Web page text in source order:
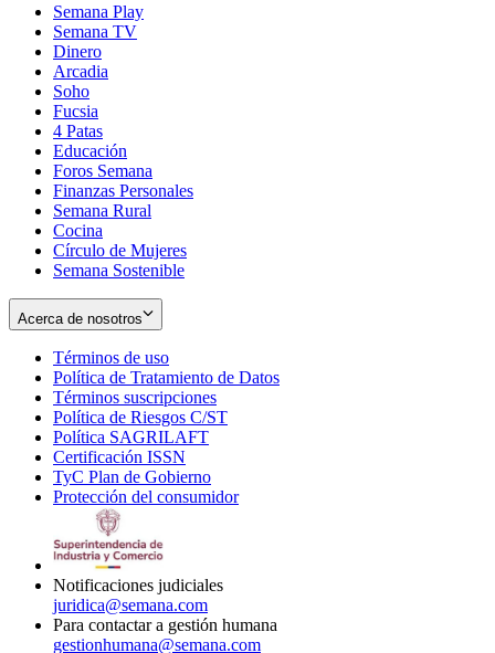
Semana Play
Semana TV
Dinero
Arcadia
Soho
in
new
window
Fucsia
in
new
window
4 Patas
Educación
Foros Semana
Finanzas Personales
Semana Rural
Cocina
Círculo de Mujeres
Semana Sostenible
Acerca de nosotros
Términos de uso
in
new
window
Política de Tratamiento de Datos
Términos suscripciones
in
Política de Riesgos C/ST
Política SAGRILAFT
new
window
Certificación ISSN
in
new
TyC Plan de Gobierno
in
Protección del consumidorOpens
Notificaciones judiciales
juridica@semana.com
Para contactar a gestión humana
gestionhumana@semana.com